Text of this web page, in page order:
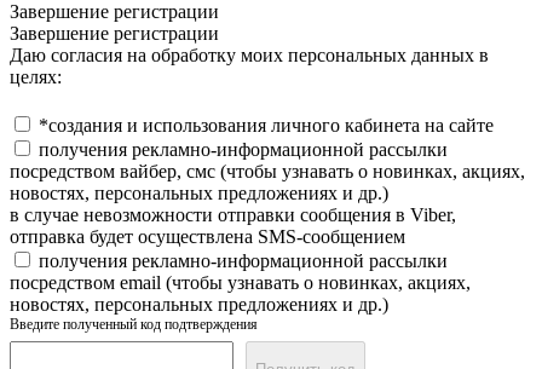
Завершение регистрации
Завершение регистрации
Даю согласия на обработку моих персональных данных в
целях:
*создания и использования личного кабинета на сайте
получения рекламно-информационной рассылки
посредством вайбер, смс (чтобы узнавать о новинках, акциях,
новостях, персональных предложениях и др.)
в случае невозможности отправки сообщения в Viber,
отправка будет осуществлена SMS-сообщением
получения рекламно-информационной рассылки
посредством email (чтобы узнавать о новинках, акциях,
новостях, персональных предложениях и др.)
Введите полученный код подтверждения